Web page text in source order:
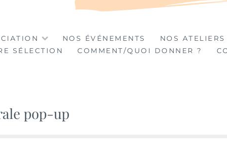
MATIÈRES
NOS ÉVÉNEMENTS NOS ATELIERS
SÉLECTION
COMMENT/QUOI DONNER ?
pop-up